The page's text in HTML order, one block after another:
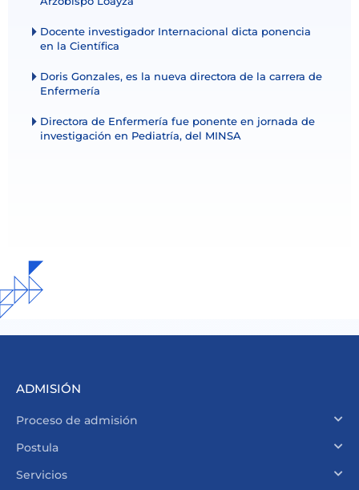
Docente investigador Internacional dicta ponencia
en la Científica
Doris Gonzales, es la nueva directora de la carrera de
Enfermería
Directora de Enfermería fue ponente en jornada de
investigación en Pediatría, del MINSA
ADMISIÓN
Proceso de admisión
Postula
Servicios